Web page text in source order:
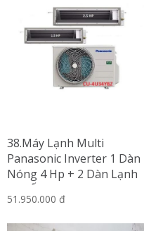
38.Máy Lạnh Multi
Panasonic Inverter 1 Dàn
Nóng 4 Hp + 2 Dàn Lạnh
Nối Ống Gió 1.5 Hp-2.5 Hp
51.950.000 đ